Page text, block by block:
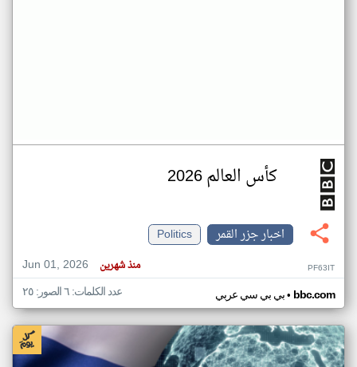
كأس العالم 2026
اخبار جزر القمر
Politics
Jun 01, 2026
منذ شهرين PF63IT
بي بي سي عربي• bbc.com عدد الكلمات: ٦ الصور: ٢٥